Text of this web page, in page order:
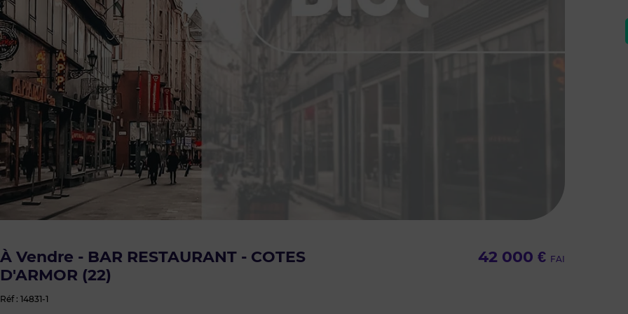
À Vendre - BAR RESTAURANT - COTES
D'ARMOR (22)
Réf : 14831-1
42 000 € FAI